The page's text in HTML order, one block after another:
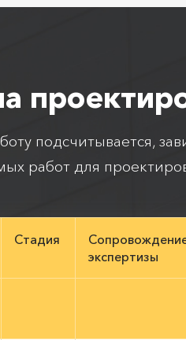
подсчитывается,
работ для
Стадия
экспертизы